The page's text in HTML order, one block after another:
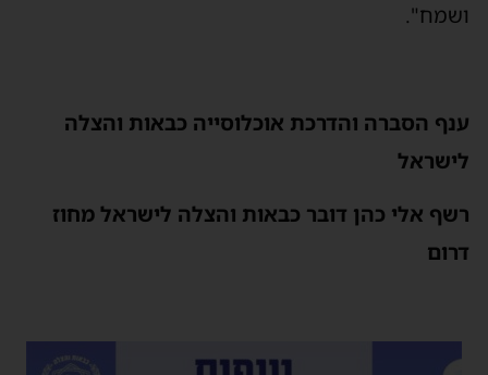
ושמח".
ענף הסברה והדרכת אוכלוסייה כבאות והצלה
לישראל
רשף אלי כהן דובר כבאות והצלה לישראל מחוז
דרום